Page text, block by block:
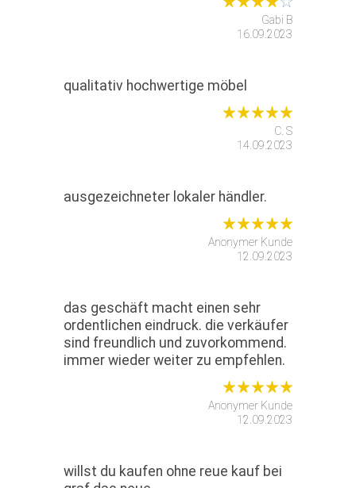
Gabi B
16.09.2023
qualitativ hochwertige möbel
C. S
14.09.2023
ausgezeichneter lokaler händler.
Anonymer Kunde
12.09.2023
das geschäft macht einen sehr
ordentlichen eindruck. die verkäufer
sind freundlich und zuvorkommend.
immer wieder weiter zu empfehlen.
Anonymer Kunde
12.09.2023
willst du kaufen ohne reue kauf bei